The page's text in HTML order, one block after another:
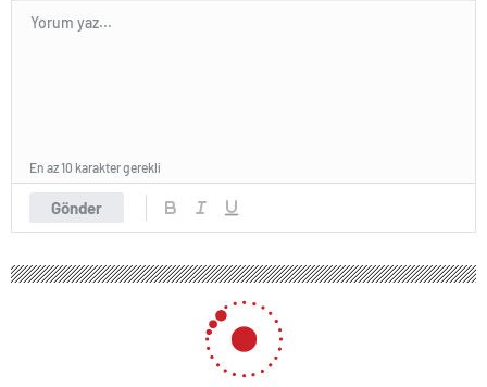
Gönder
En az 10 karakter gerekli